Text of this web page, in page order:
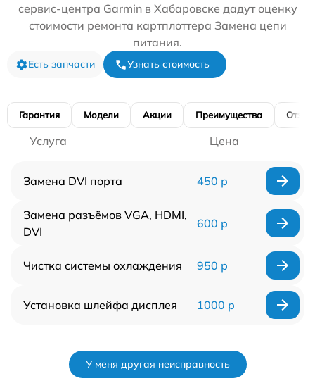
сервис-центра Garmin в Хабаровске дадут оценку
стоимости ремонта картплоттера Замена цепи
питания.
Есть запчасти Узнать стоимость
Гарантия Модели Акции Преимущества
Услуга Цена
Замена DVI порта 450 р
Замена разъёмов VGA, HDMI,
DVI
600 р
Чистка системы охлаждения 950 р
Установка шлейфа дисплея 1000 р
У меня другая неисправность